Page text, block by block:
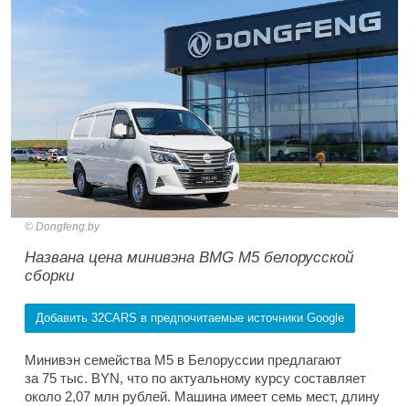
Dongfeng.by
Названа цена минивэна BMG M5 белорусской
сборки
Добавить 32CARS в предпочитаемые источники Google
Минивэн семейства M5 в Белоруссии предлагают
за 75 тыс. BYN, что по актуальному курсу составляет
около 2,07 млн рублей. Машина имеет семь мест, длину